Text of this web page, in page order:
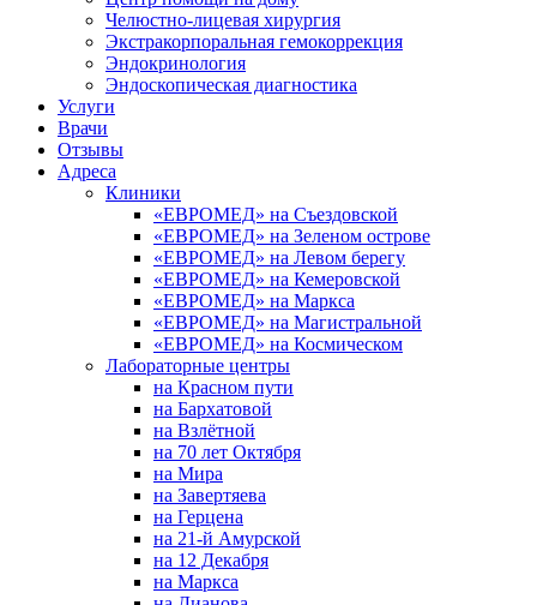
Челюстно-лицевая хирургия
Экстракорпоральная гемокоррекция
Эндокринология
Эндоскопическая диагностика
Услуги
Врачи
Отзывы
Адреса
Клиники
«ЕВРОМЕД» на Съездовской
«ЕВРОМЕД» на Зеленом острове
«ЕВРОМЕД» на Левом берегу
«ЕВРОМЕД» на Кемеровской
«ЕВРОМЕД» на Маркса
«ЕВРОМЕД» на Магистральной
«ЕВРОМЕД» на Космическом
Лабораторные центры
на Красном пути
на Бархатовой
на Взлётной
на 70 лет Октября
на Мира
на Завертяева
на Герцена
на 21-й Амурской
на 12 Декабря
на Маркса